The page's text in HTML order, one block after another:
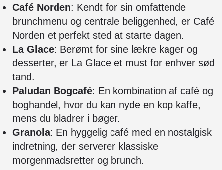
Café Norden: Kendt for sin omfattende
brunchmenu og centrale beliggenhed, er Café
Norden et perfekt sted at starte dagen.
La Glace: Berømt for sine lækre kager og
desserter, er La Glace et must for enhver sød
tand.
Paludan Bogcafé: En kombination af café og
boghandel, hvor du kan nyde en kop kaffe,
mens du bladrer i bøger.
Granola: En hyggelig café med en nostalgisk
indretning, der serverer klassiske
morgenmadsretter og brunch.